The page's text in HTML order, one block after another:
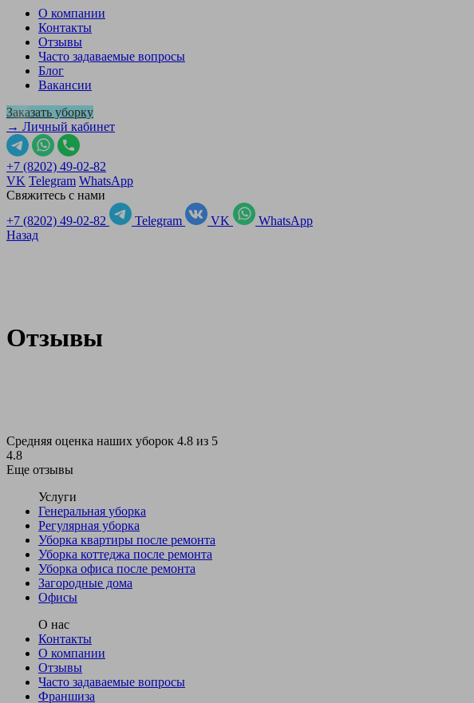
О компании
Контакты
Отзывы
Часто задаваемые вопросы
Блог
Вакансии
Заказать уборку
→ Личный кабинет
+7 (8202) 49-02-82
VK Telegram WhatsApp
Свяжитесь с нами
+7 (8202) 49-02-82
Telegram VK
WhatsApp
Назад
Отзывы
Средняя оценка наших уборок 4.8 из 5
4.8
Еще отзывы
Услуги
Генеральная уборка
Регулярная уборка
Уборка квартиры после ремонта
Уборка коттеджа после ремонта
Уборка офиса после ремонта
Загородные дома
Офисы
О нас
Контакты
О компании
Отзывы
Часто задаваемые вопросы
Франшиза